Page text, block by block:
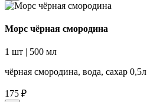
Морс чёрная смородина
1 шт | 500 мл
чёрная смородина, вода, сахар 0,5л
175 ₽